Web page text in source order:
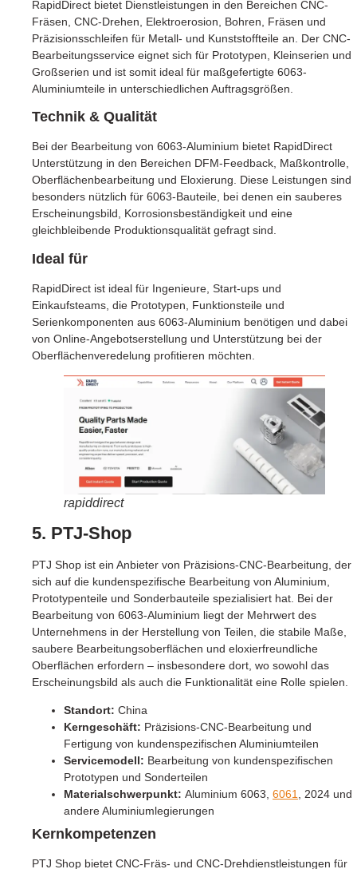
RapidDirect bietet Dienstleistungen in den Bereichen CNC-
Fräsen, CNC-Drehen, Elektroerosion, Bohren, Fräsen und
Präzisionsschleifen für Metall- und Kunststoffteile an. Der CNC-
Bearbeitungsservice eignet sich für Prototypen, Kleinserien und
Großserien und ist somit ideal für maßgefertigte 6063-
Aluminiumteile in unterschiedlichen Auftragsgrößen.
Technik & Qualität
Bei der Bearbeitung von 6063-Aluminium bietet RapidDirect
Unterstützung in den Bereichen DFM-Feedback, Maßkontrolle,
Oberflächenbearbeitung und Eloxierung. Diese Leistungen sind
besonders nützlich für 6063-Bauteile, bei denen ein sauberes
Erscheinungsbild, Korrosionsbeständigkeit und eine
gleichbleibende Produktionsqualität gefragt sind.
Ideal für
RapidDirect ist ideal für Ingenieure, Start-ups und
Einkaufsteams, die Prototypen, Funktionsteile und
Serienkomponenten aus 6063-Aluminium benötigen und dabei
von Online-Angebotserstellung und Unterstützung bei der
Oberflächenveredelung profitieren möchten.
rapiddirect
5. PTJ-Shop
PTJ Shop ist ein Anbieter von Präzisions-CNC-Bearbeitung, der
sich auf die kundenspezifische Bearbeitung von Aluminium,
Prototypenteile und Sonderbauteile spezialisiert hat. Bei der
Bearbeitung von 6063-Aluminium liegt der Mehrwert des
Unternehmens in der Herstellung von Teilen, die stabile Maße,
saubere Bearbeitungsoberflächen und eloxierfreundliche
Oberflächen erfordern – insbesondere dort, wo sowohl das
Erscheinungsbild als auch die Funktionalität eine Rolle spielen.
Standort: China
Kerngeschäft: Präzisions-CNC-Bearbeitung und
Fertigung von kundenspezifischen Aluminiumteilen
Servicemodell: Bearbeitung von kundenspezifischen
Prototypen und Sonderteilen
Materialschwerpunkt: Aluminium 6063, 6061
, 2024 und
andere Aluminiumlegierungen
Kernkompetenzen
PTJ Shop bietet CNC-Fräs- und CNC-Drehdienstleistungen für